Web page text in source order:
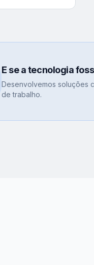
E se a tecnologia
Desenvolvemos soluções
de trabalho.